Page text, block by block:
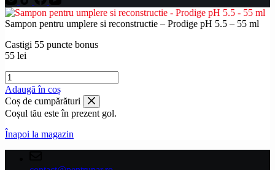
Sampon pentru umplere si reconstructie – Prodige pH 5.5 – 55 ml
Castigi 55 puncte bonus
55 lei
Cantitate
Sampon
pentru
umplere
si
reconstructie
-
Prodige
Adaugă în coș
Coș de cumpărături
Coșul tău este în prezent gol.
Înapoi la magazin